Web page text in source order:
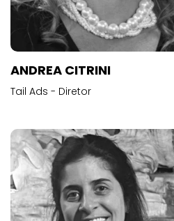
ANDREA CITRINI
Tail Ads - Diretor